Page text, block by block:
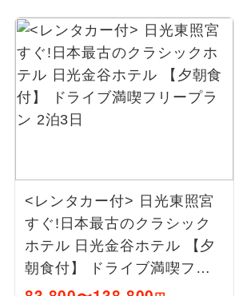
<レンタカー付> 日光東照宮
すぐ!日本最古のクラシック
ホテル 日光金谷ホテル 【夕
朝食付】 ドライブ満喫フリ
ープラン 2泊3日